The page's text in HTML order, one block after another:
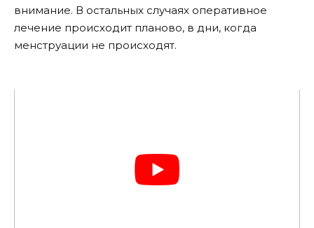
внимание. В остальных случаях оперативное
лечение происходит планово, в дни, когда
менструации не происходят.